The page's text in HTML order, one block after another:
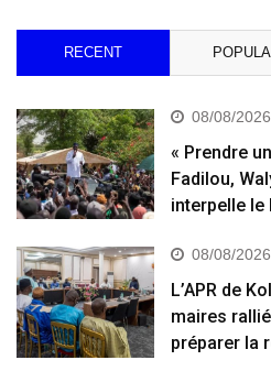
RECENT
08/08/2026
« Prendre
Fadilou,
interpelle le
08/08/2026
L’APR de
maires
préparer la